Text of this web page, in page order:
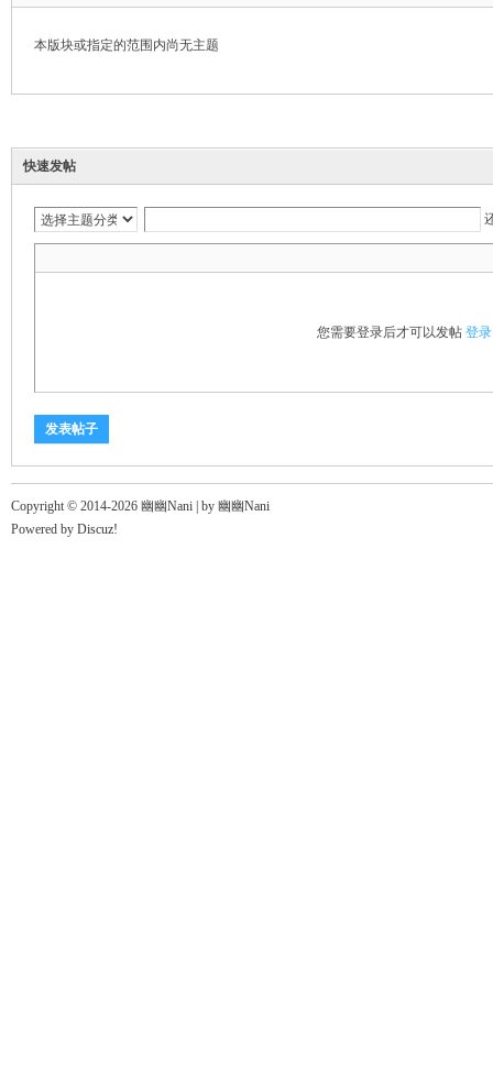
本版块或指定的范围内尚无主题
快速发帖
您需要登录后才可以发帖 登录
发表帖子
Copyright © 2014-2026 幽幽Nani | by 幽幽Nani
Powered by Discuz!